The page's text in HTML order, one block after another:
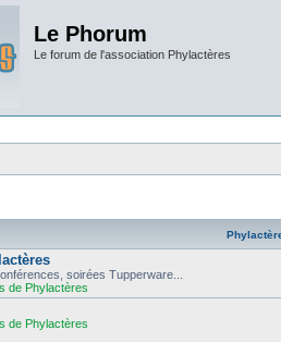
Le Phorum
Le forum de l'association Phylactères
soirées Tupperware...
de Phylactères
de Phylactères